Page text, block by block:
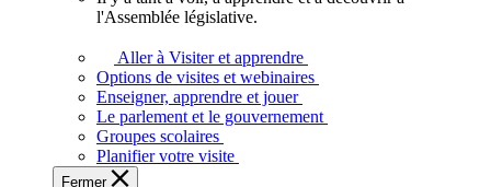
voir,
apprendre
et
l'Assemblée législative.
Aller à Visiter et apprendre
Options de visites et webinaires
Enseigner, apprendre et jouer
Le parlement et le gouvernement
Groupes scolaires
Planifier votre visite
Fermer